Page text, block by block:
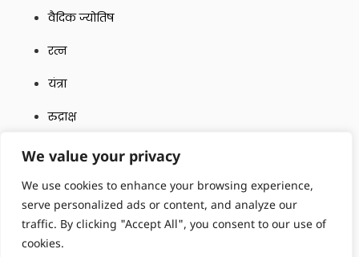
We value your privacy
We use cookies to enhance your browsing experience,
serve personalized ads or content, and analyze our
traffic. By clicking "Accept All", you consent to our use of
cookies.
वैदिक ज्योतिष
रत्न
यंत्रा
रुद्राक्ष
Quick Links
Terms and Conditions
Contact Us
Privacy Policy